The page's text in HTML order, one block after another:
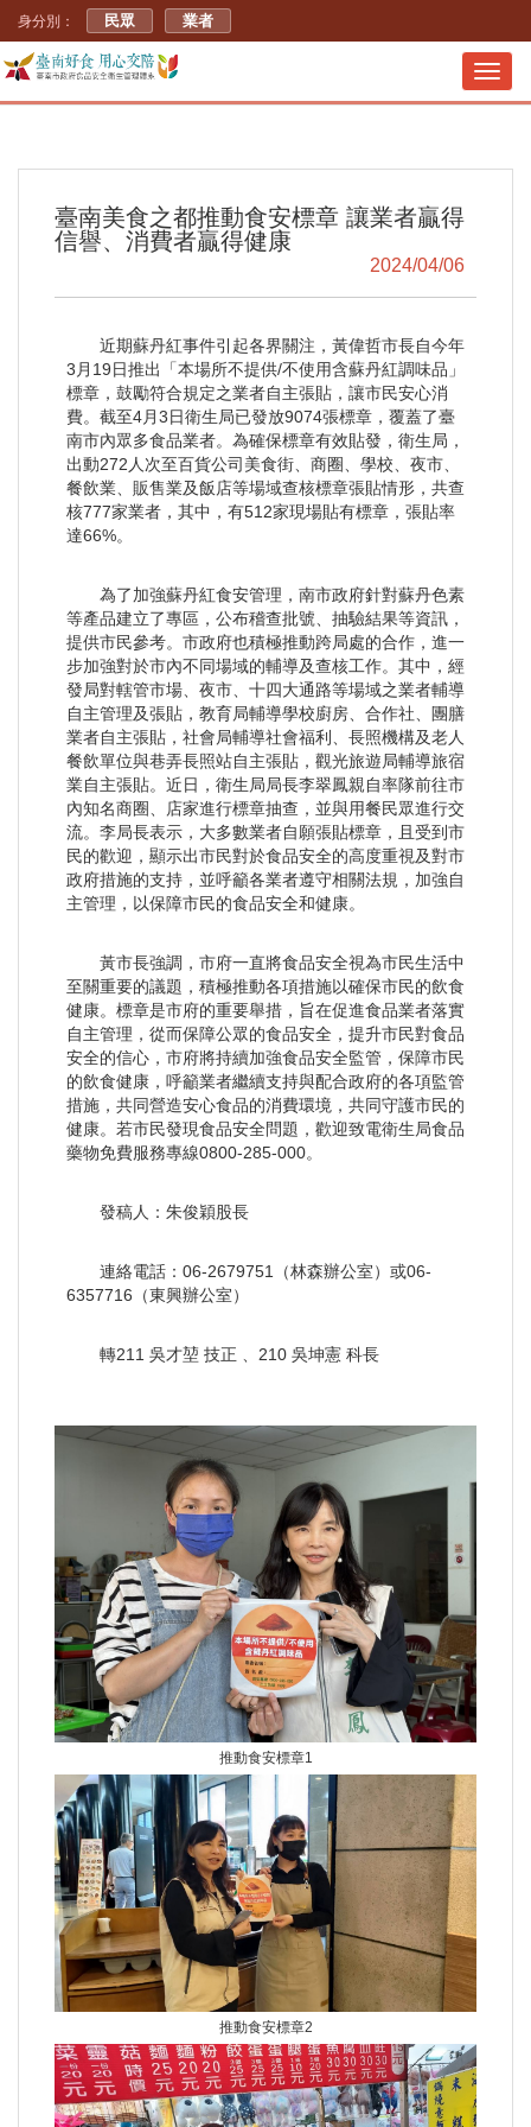
身分別： 民眾 業者
臺南美食之都推動食安標章 讓業者贏得
信譽、消費者贏得健康
2024/04/06
近期蘇丹紅事件引起各界關注，黃偉哲市長自今年
3月19日推出「本場所不提供/不使用含蘇丹紅調味品」
標章，鼓勵符合規定之業者自主張貼，讓市民安心消
費。截至4月3日衛生局已發放9074張標章，覆蓋了臺
南市內眾多食品業者。為確保標章有效貼發，衛生局，
出動272人次至百貨公司美食街、商圈、學校、夜市、
餐飲業、販售業及飯店等場域查核標章張貼情形，共查
核777家業者，其中，有512家現場貼有標章，張貼率
達66%。
為了加強蘇丹紅食安管理，南市政府針對蘇丹色素
等產品建立了專區，公布稽查批號、抽驗結果等資訊，
提供市民參考。市政府也積極推動跨局處的合作，進一
步加強對於市內不同場域的輔導及查核工作。其中，經
發局對轄管市場、夜市、十四大通路等場域之業者輔導
自主管理及張貼，教育局輔導學校廚房、合作社、團膳
業者自主張貼，社會局輔導社會福利、長照機構及老人
餐飲單位與巷弄長照站自主張貼，觀光旅遊局輔導旅宿
業自主張貼。近日，衛生局局長李翠鳳親自率隊前往市
內知名商圈、店家進行標章抽查，並與用餐民眾進行交
流。李局長表示，大多數業者自願張貼標章，且受到市
民的歡迎，顯示出市民對於食品安全的高度重視及對市
政府措施的支持，並呼籲各業者遵守相關法規，加強自
主管理，以保障市民的食品安全和健康。
黃市長強調，市府一直將食品安全視為市民生活中
至關重要的議題，積極推動各項措施以確保市民的飲食
健康。標章是市府的重要舉措，旨在促進食品業者落實
自主管理，從而保障公眾的食品安全，提升市民對食品
安全的信心，市府將持續加強食品安全監管，保障市民
的飲食健康，呼籲業者繼續支持與配合政府的各項監管
措施，共同營造安心食品的消費環境，共同守護市民的
健康。若市民發現食品安全問題，歡迎致電衛生局食品
藥物免費服務專線0800-285-000。
發稿人：朱俊穎股長
連絡電話：06-2679751（林森辦公室）或06-
6357716（東興辦公室）
轉211 吳才堃 技正 、210 吳坤憲 科長
推動食安標章1
推動食安標章2